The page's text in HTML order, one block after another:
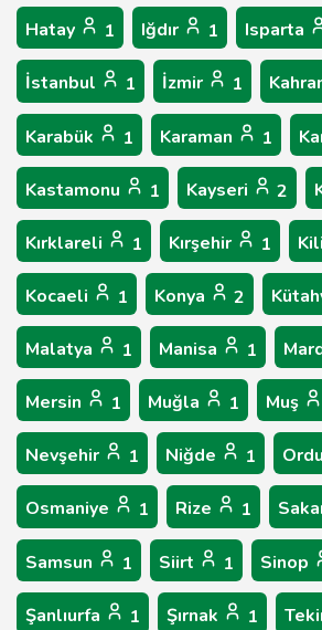
Hatay 1 Iğdır 1 Isparta
İstanbul 1 İzmir 1
Karabük 1 Karaman 1
Kastamonu 1 Kayseri 2
Kırklareli 1 Kırşehir 1
Kocaeli 1 Konya 2
Malatya 1 Manisa 1
Mersin 1 Muğla 1 Muş
Nevşehir 1 Niğde 1 Ordu
Osmaniye 1 Rize 1
Samsun 1 Siirt 1 Sinop
Şanlıurfa 1 Şırnak 1